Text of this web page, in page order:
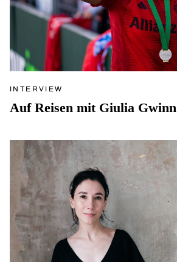
INTERVIEW
Auf Reisen mit Giulia Gwinn